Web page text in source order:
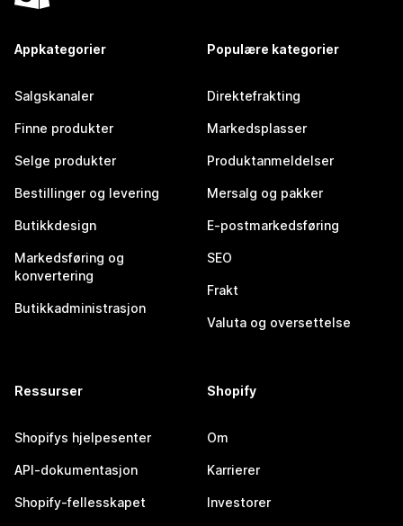
Appkategorier
Salgskanaler
Finne produkter
Selge produkter
Bestillinger og levering
Butikkdesign
Markedsføring og
konvertering
Butikkadministrasjon
Populære kategorier
Direktefrakting
Markedsplasser
Produktanmeldelser
Mersalg og pakker
E-postmarkedsføring
SEO
Frakt
Valuta og oversettelse
Ressurser
Shopifys hjelpesenter
API-dokumentasjon
Shopify-fellesskapet
Shopify
Om
Karrierer
Investorer